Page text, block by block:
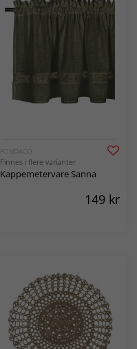
FONDACO
Finnes i flere varianter
Kappemetervare Sanna
149 kr